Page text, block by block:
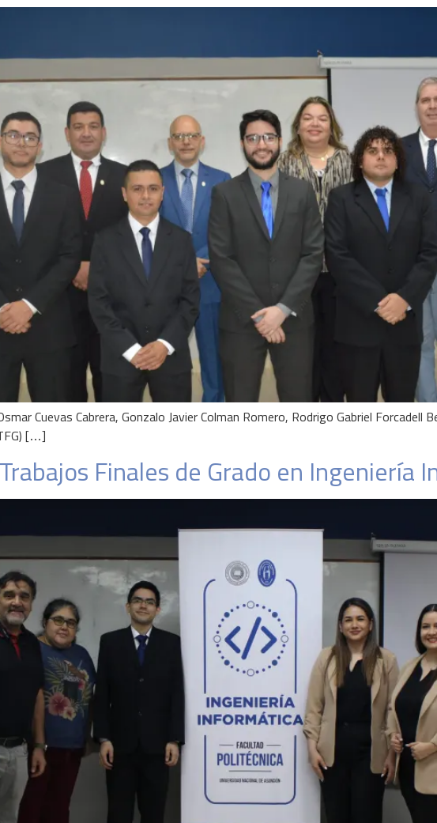
Cuevas Cabrera, Gonzalo Javier Colman Romero, Rodrigo Gabriel Forcadell
[…]
Finales de Grado en Ingeniería